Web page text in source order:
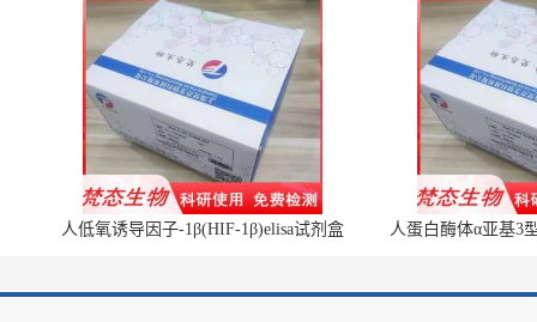
人低氧诱导因子-1β(HIF-1β)elisa试剂盒 人蛋白酶体α亚基3